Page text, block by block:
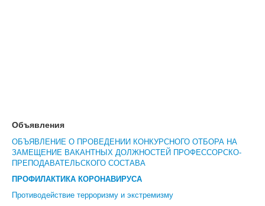
Объявления
ОБЪЯВЛЕНИЕ О ПРОВЕДЕНИИ КОНКУРСНОГО ОТБОРА НА
ЗАМЕЩЕНИЕ ВАКАНТНЫХ ДОЛЖНОСТЕЙ ПРОФЕССОРСКО-
ПРЕПОДАВАТЕЛЬСКОГО СОСТАВА
ПРОФИЛАКТИКА КОРОНАВИРУСА
Противодействие терроризму и экстремизму